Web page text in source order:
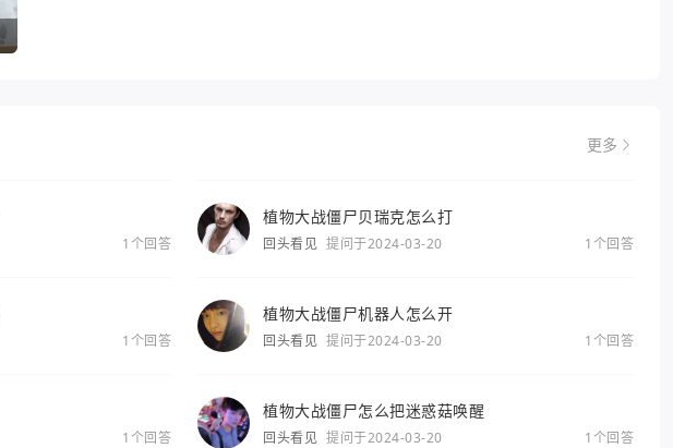
更多
1个回答
植物大战僵尸贝瑞克怎么打
回头看见 提问于2024-03-20 1个回答
1个回答
植物大战僵尸机器人怎么开
回头看见 提问于2024-03-20 1个回答
1个回答
植物大战僵尸怎么把迷惑菇唤醒
回头看见 提问于2024-03-20 1个回答